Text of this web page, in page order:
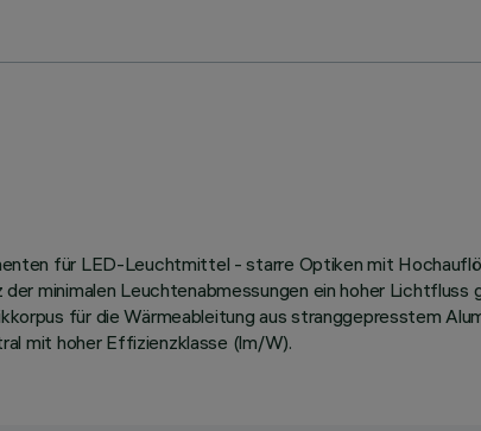
für LED-Leuchtmittel - starre Optiken mit
minimalen Leuchtenabmessungen ein hoher
für die Wärmeableitung aus stranggepresstem
mit hoher Effizienzklasse (lm/W).